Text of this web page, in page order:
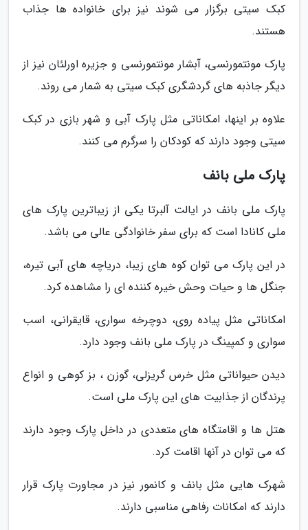
کبک سیتی برگزار می شوند نیز برای خانواده ها جذاب
هستند.
پارک مونتمورنسی، آبشار مونتمورنسی و جزیره اورلئان نیز از
دیگر جاذبه های گردشگری کبک سیتی به شمار می روند.
علاوه بر اینها، امکاناتی مثل پارک آبی و شهر بازی در کبک
سیتی وجود دارند که کودکان را سرگرم می کنند.
پارک ملی بانف
پارک ملی بانف در ایالت آلبرتا یکی از زیباترین پارک های
ملی کانادا است که برای سفر خانوادگی عالی می باشد.
در این پارک می توان کوه های زیبا، دریاچه های آبی تیره،
جنگل ها و حیات وحش خیره کننده ای را مشاهده کرد.
امکاناتی مثل پیاده روی، دوچرخه سواری، قایقرانی، اسب
سواری و کمپینگ در پارک ملی بانف وجود دارد.
دیدن حیواناتی مثل خرس گریزلی، گوزن ، بز کوهی و انواع
پرندگان از جذابیت های این پارک ملی است.
هتل ها و اقامتگاه های متعددی در داخل پارک وجود دارند
که می توان در آنها اقامت کرد.
شهرک هایی مثل بانف و کانمور نیز در مجاورت پارک قرار
دارند که امکانات رفاهی مناسبی دارند.